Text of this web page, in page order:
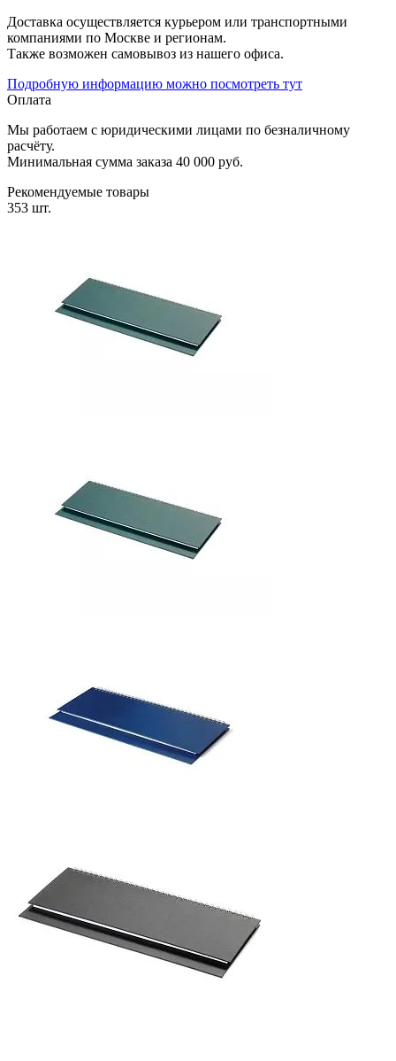
Доставка осуществляется курьером или транспортными
компаниями по Москве и регионам.
Также возможен самовывоз из нашего офиса.
Подробную информацию можно посмотреть тут
Оплата
Мы работаем с юридическими лицами по безналичному
расчёту.
Минимальная сумма заказа 40 000 руб.
Рекомендуемые товары
353 шт.